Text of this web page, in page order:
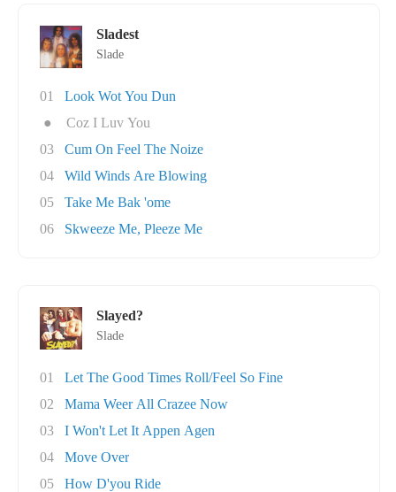
Sladest
Slade
01
Look Wot You Dun
●
Coz I Luv You
03
Cum On Feel The Noize
04
Wild Winds Are Blowing
05
Take Me Bak 'ome
06
Skweeze Me, Pleeze Me
Slayed?
Slade
01
Let The Good Times Roll/Feel So Fine
02
Mama Weer All Crazee Now
03
I Won't Let It Appen Agen
04
Move Over
05
How D'you Ride